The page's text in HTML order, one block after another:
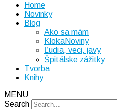
Home
Novinky
Blog
Ako sa mám
KlokaNoviny
Ľudia, veci, javy
Špitálske zážitky
Tvorba
Knihy
MENU
Search